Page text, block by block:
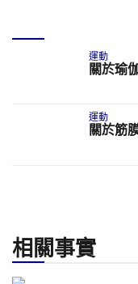
運動
關於瑜
運動
關於筋
相關事實